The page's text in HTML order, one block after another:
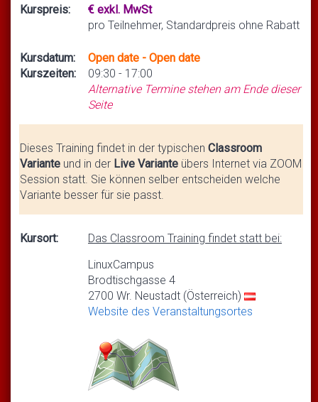
Kurspreis:
€ exkl. MwSt
pro Teilnehmer, Standardpreis ohne Rabatt
Kursdatum:
Kurszeiten:
Open date - Open date
09:30 - 17:00
Alternative Termine stehen am Ende dieser
Seite
Dieses Training findet in der typischen Classroom
Variante und in der Live Variante übers Internet via ZOOM
Session statt. Sie können selber entscheiden welche
Variante besser für sie passt.
Kursort:
Das Classroom Training findet statt bei:
LinuxCampus
Brodtischgasse 4
2700 Wr. Neustadt (Österreich)
Website des Veranstaltungsortes